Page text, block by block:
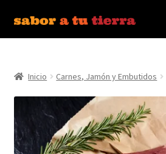
Ir
a
Ir
al
Bebidas
Caldos, Salsas y Condimentos
Carnes y Embutidos
Inicio Carnes, Jamón y Embutidos